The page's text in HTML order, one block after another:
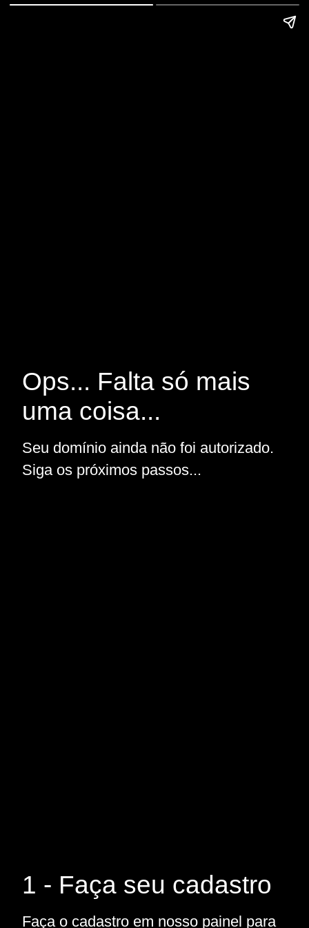
Ops... Falta só mais
uma coisa...
Seu domínio ainda não foi autorizado.
Siga os próximos passos...
1 - Faça seu cadastro
Faça o cadastro em nosso painel para